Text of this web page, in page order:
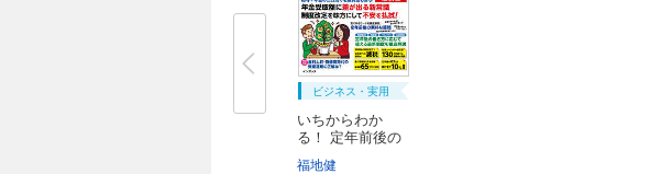
ビジネス・実用
いちからわか
る！ 定年前後の
福地健